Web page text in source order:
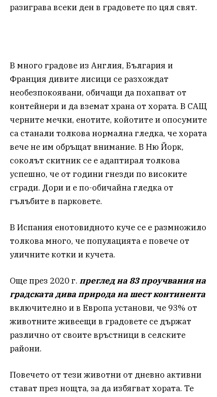
разиграва всеки ден в градовете по цял свят.
В много градове из Англия, България и
Франция дивите лисици се разхождат
необезпокоявани, обичащи да похапват от
контейнери и да вземат храна от хората. В САЩ
черните мечки, енотите, койотите и опосумите
са станали толкова нормална гледка, че хората
вече не им обръщат внимание. В Ню Йорк,
соколът скитник се е адаптирал толкова
успешно, че от години гнезди по високите
сгради. Дори и е по-обичайна гледка от
гълъбите в парковете.
В Испания енотовидното куче се е размножило
толкова много, че популацията е повече от
уличните котки и кучета.
Още през 2020 г. преглед на 83 проучвания на
градската дива природа на шест континента
включително и в Европа установи, че 93% от
животните живеещи в градовете се държат
различно от своите връстници в селските
райони.
Повечето от тези животни от дневно активни
стават през нощта, за да избягват хората. Те